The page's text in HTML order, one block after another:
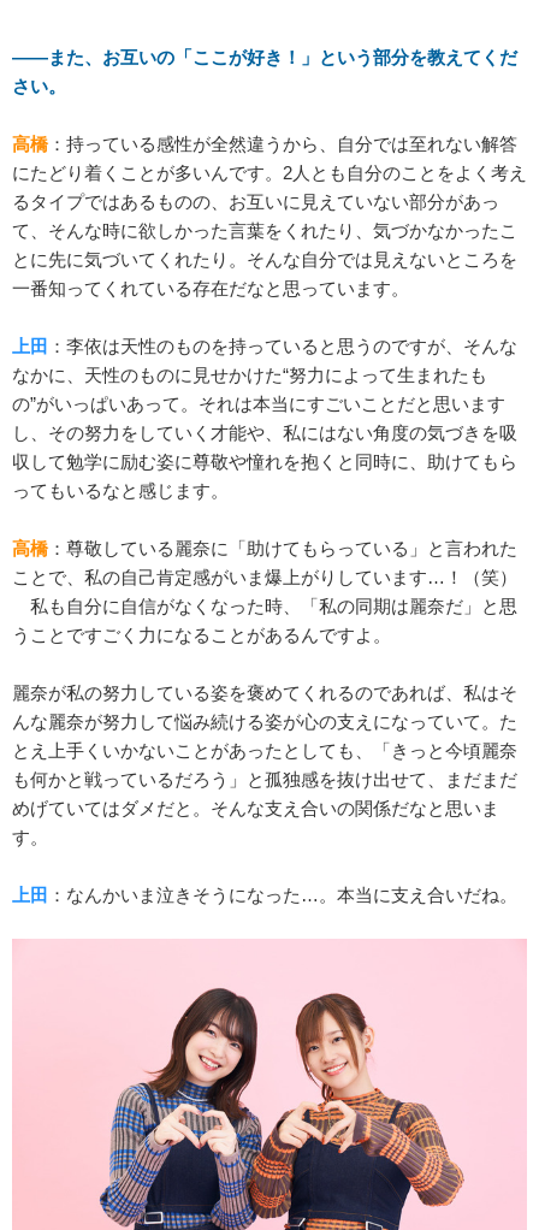
――また、お互いの「ここが好き！」という部分を教えてくだ
さい。
高橋 ：持っている感性が全然違うから、自分では至れない解答
にたどり着くことが多いんです。2人とも自分のことをよく考え
るタイプではあるものの、お互いに見えていない部分があっ
て、そんな時に欲しかった言葉をくれたり、気づかなかったこ
とに先に気づいてくれたり。そんな自分では見えないところを
一番知ってくれている存在だなと思っています。
上田 ：李依は天性のものを持っていると思うのですが、そんな
なかに、天性のものに見せかけた“努力によって生まれたも
の”がいっぱいあって。それは本当にすごいことだと思います
し、その努力をしていく才能や、私にはない角度の気づきを吸
収して勉学に励む姿に尊敬や憧れを抱くと同時に、助けてもら
ってもいるなと感じます。
高橋 ：尊敬している麗奈に「助けてもらっている」と言われた
ことで、私の自己肯定感がいま爆上がりしています…！（笑）
私も自分に自信がなくなった時、「私の同期は麗奈だ」と思
うことですごく力になることがあるんですよ。
麗奈が私の努力している姿を褒めてくれるのであれば、私はそ
んな麗奈が努力して悩み続ける姿が心の支えになっていて。た
とえ上手くいかないことがあったとしても、「きっと今頃麗奈
も何かと戦っているだろう」と孤独感を抜け出せて、まだまだ
めげていてはダメだと。そんな支え合いの関係だなと思いま
す。
上田 ：なんかいま泣きそうになった…。本当に支え合いだね。